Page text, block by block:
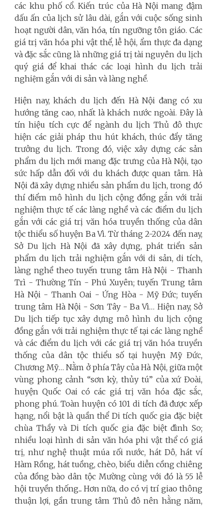
các khu phố cổ. Kiến trúc của Hà Nội mang đậm
dấu ấn của lịch sử lâu dài, gắn với cuộc sống sinh
hoạt người dân, văn hóa, tín ngưỡng tôn giáo. Các
giá trị văn hóa phi vật thể, lễ hội, ẩm thực đa dạng
và đặc sắc cũng là những giá trị tài nguyên du lịch
quý giá để khai thác các loại hình du lịch trải
nghiệm gắn với di sản và làng nghề.
Hiện nay, khách du lịch đến Hà Nội đang có xu
hướng tăng cao, nhất là khách nước ngoài. Đây là
tín hiệu tích cực để ngành du lịch Thủ đô thực
hiện các giải pháp thu hút khách, thúc đẩy tăng
trưởng du lịch. Trong đó, việc xây dựng các sản
phẩm du lịch mới mang đặc trưng của Hà Nội, tạo
sức hấp dẫn đối với du khách được quan tâm. Hà
Nội đã xây dựng nhiều sản phẩm du lịch, trong đó
thí điểm mô hình du lịch cộng đồng gắn với trải
nghiệm thực tế các làng nghề và các điểm du lịch
gắn với các giá trị văn hóa truyền thống của dân
tộc thiểu số huyện Ba Vì. Từ tháng 2-2024 đến nay,
Sở Du lịch Hà Nội đã xây dựng, phát triển sản
phẩm du lịch trải nghiệm gắn với di sản, di tích,
làng nghề theo tuyến trung tâm Hà Nội - Thanh
Trì - Thường Tín - Phú Xuyên; tuyến Trung tâm
Hà Nội - Thanh Oai - Ứng Hòa - Mỹ Đức; tuyến
trung tâm Hà Nội - Sơn Tây - Ba Vì… Hiện nay, Sở
Du lịch tiếp tục xây dựng mô hình du lịch cộng
đồng gắn với trải nghiệm thực tế tại các làng nghề
và các điểm du lịch với các giá trị văn hóa truyền
thống của dân tộc thiểu số tại huyện Mỹ Đức,
Chương Mỹ… Nằm ở phía Tây của Hà Nội, giữa một
vùng phong cảnh “sơn kỳ, thủy tú” của xứ Đoài,
huyện Quốc Oai có các giá trị văn hóa đặc sắc,
phong phú. Toàn huyện có 101 di tích đã được xếp
hạng, nổi bật là quần thể Di tích quốc gia đặc biệt
chùa Thầy và Di tích quốc gia đặc biệt đình So;
nhiều loại hình di sản văn hóa phi vật thể có giá
trị, như nghệ thuật múa rối nước, hát Dô, hát ví
Hàm Rồng, hát tuồng, chèo, biểu diễn cồng chiêng
của đồng bào dân tộc Mường cùng với đó là 55 lễ
hội truyền thống... Hơn nữa, do có vị trí giao thông
thuận lợi, gần trung tâm Thủ đô nên hằng năm,